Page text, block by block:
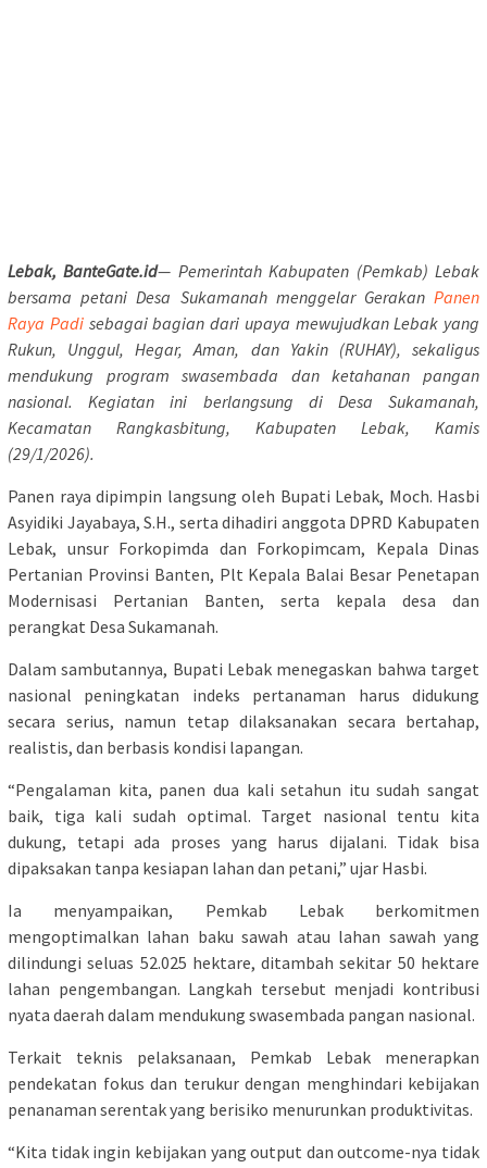
Lebak, BanteGate.id— Pemerintah Kabupaten (Pemkab) Lebak
bersama petani Desa Sukamanah menggelar Gerakan Panen
Raya Padisebagai bagian dari upaya mewujudkan Lebak yang
Rukun, Unggul, Hegar, Aman, dan Yakin (RUHAY), sekaligus
mendukung program swasembada dan ketahanan pangan
nasional. Kegiatan ini berlangsung di Desa Sukamanah,
Kecamatan Rangkasbitung, Kabupaten Lebak, Kamis
(29/1/2026).
Panen raya dipimpin langsung oleh Bupati Lebak, Moch. Hasbi
Asyidiki Jayabaya, S.H., serta dihadiri anggota DPRD Kabupaten
Lebak, unsur Forkopimda dan Forkopimcam, Kepala Dinas
Pertanian Provinsi Banten, Plt Kepala Balai Besar Penetapan
Modernisasi Pertanian Banten, serta kepala desa dan
perangkat Desa Sukamanah.
Dalam sambutannya, Bupati Lebak menegaskan bahwa target
nasional peningkatan indeks pertanaman harus didukung
secara serius, namun tetap dilaksanakan secara bertahap,
realistis, dan berbasis kondisi lapangan.
“Pengalaman kita, panen dua kali setahun itu sudah sangat
baik, tiga kali sudah optimal. Target nasional tentu kita
dukung, tetapi ada proses yang harus dijalani. Tidak bisa
dipaksakan tanpa kesiapan lahan dan petani,” ujar Hasbi.
Ia menyampaikan, Pemkab Lebak berkomitmen
mengoptimalkan lahan baku sawah atau lahan sawah yang
dilindungi seluas 52.025 hektare, ditambah sekitar 50 hektare
lahan pengembangan. Langkah tersebut menjadi kontribusi
nyata daerah dalam mendukung swasembada pangan nasional.
Terkait teknis pelaksanaan, Pemkab Lebak menerapkan
pendekatan fokus dan terukur dengan menghindari kebijakan
penanaman serentak yang berisiko menurunkan produktivitas.
“Kita tidak ingin kebijakan yang output dan outcome-nya tidak